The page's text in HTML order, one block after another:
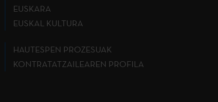
EUSKARA
EUSKAL KULTURA
HAUTESPEN PROZESUAK
KONTRATATZAILEAREN PROFILA